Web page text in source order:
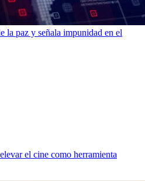
la paz y señala impunidad en el
el cine como herramienta